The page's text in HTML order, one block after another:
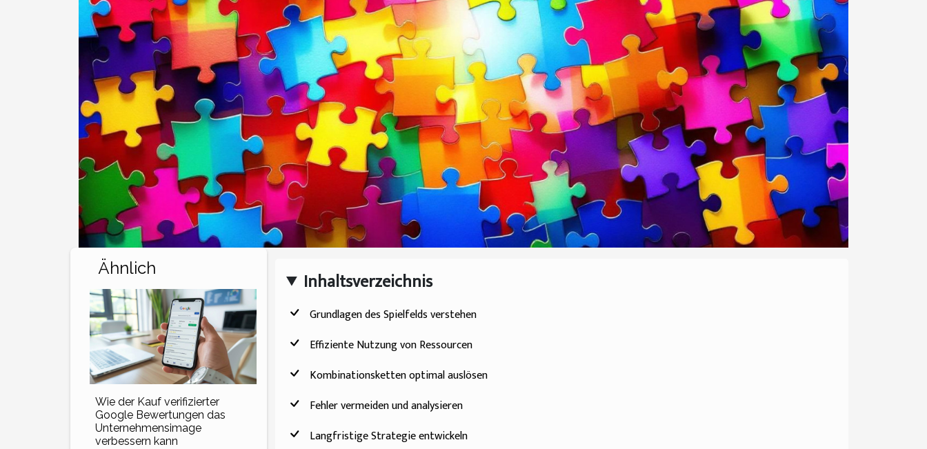
Ähnlich
Wie der Kauf verifizierter
Google Bewertungen das
Unternehmensimage
verbessern kann
Inhaltsverzeichnis
Grundlagen des Spielfelds verstehen
Effiziente Nutzung von Ressourcen
Kombinationsketten optimal auslösen
Fehler vermeiden und analysieren
Langfristige Strategie entwickeln